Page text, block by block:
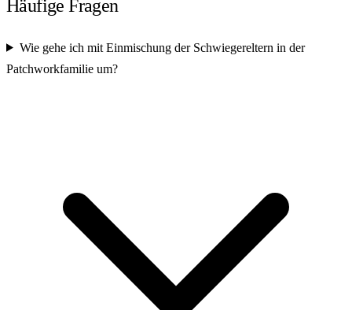
Häufige Fragen
Wie gehe ich mit Einmischung der Schwiegereltern in der
Patchworkfamilie um?